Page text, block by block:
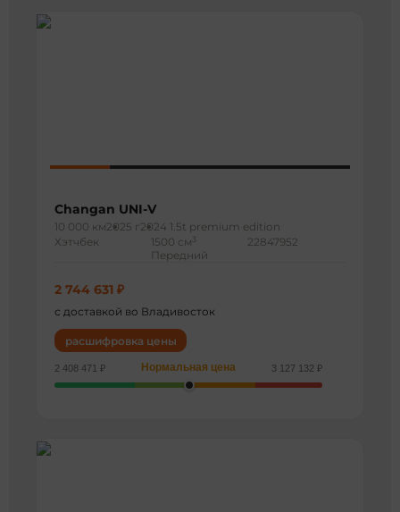
Changan UNI-V
10 000 км2025 г 2024 1.5t premium edition
Хэтчбек
1500 см 3
Передний
22847952
2 744 631 ₽
с доставкой во Владивосток
расшифровка цены
2 408 471 ₽ Нормальная цена 3 127 132 ₽